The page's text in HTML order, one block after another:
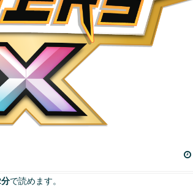
で読めます。